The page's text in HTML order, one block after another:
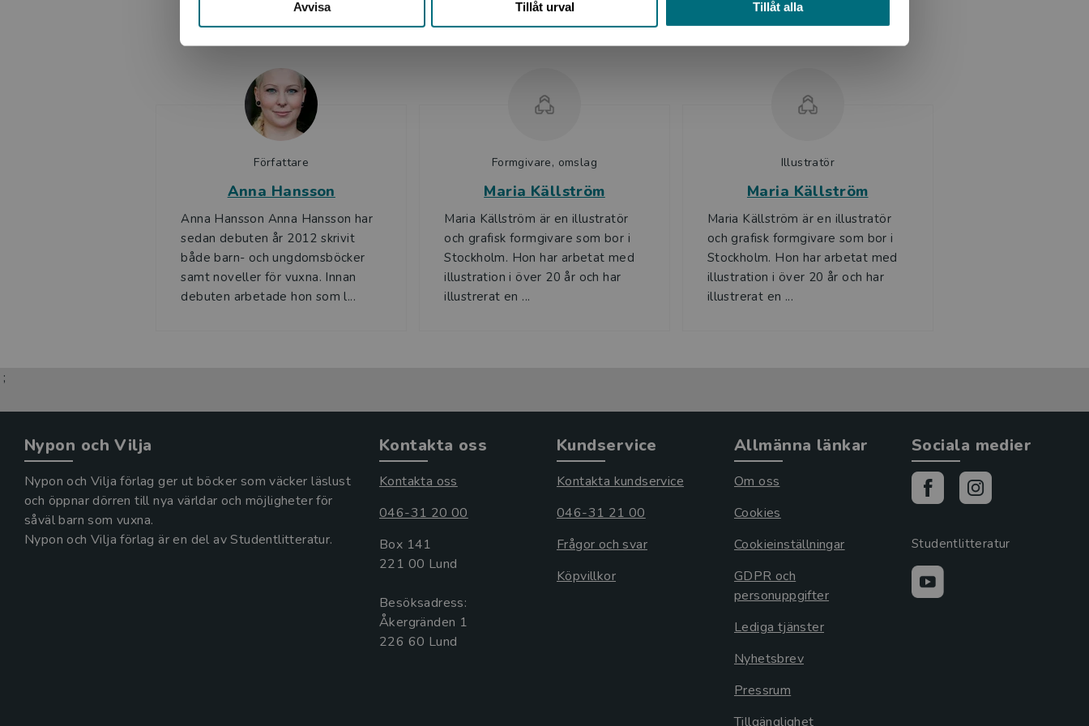
Avvisa Tillåt urval Tillåt alla
Upphovspersoner
Författare
Anna Hansson
Anna Hansson Anna Hansson har
sedan debuten år 2012 skrivit
både barn- och ungdomsböcker
samt noveller för vuxna. Innan
debuten arbetade hon som l...
Formgivare, omslag
Maria Källström
Maria Källström är en illustratör
och grafisk formgivare som bor i
Stockholm. Hon har arbetat med
illustration i över 20 år och har
illustrerat en ...
Illustratör
Maria Källström
Maria Källström är en illustratör
och grafisk formgivare som bor i
Stockholm. Hon har arbetat med
illustration i över 20 år och har
illustrerat en ...
;
Nypon och Vilja
Nypon och Vilja förlag ger ut böcker som väcker läslust
och öppnar dörren till nya världar och möjligheter för
såväl barn som vuxna.
Nypon och Vilja förlag är en del av Studentlitteratur.
Kontakta oss
Kontakta oss
046-31 20 00
Box 141
221 00 Lund
Besöksadress:
Åkergränden 1
Kundservice
Kontakta kundservice
046-31 21 00
Frågor och svar
Köpvillkor
Allmänna länkar
Om oss
Cookies
Cookieinställningar
GDPR och
personuppgifter
Lediga tjänster
Nyhetsbrev
Pressrum
Tillgänglighet
Sociala medier
Studentlitteratur